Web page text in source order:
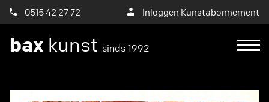
0515 42 27 72 Inloggen Kunstabonnement
bax kunst sinds 1992